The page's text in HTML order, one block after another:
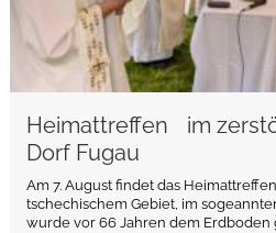
Heimattreffen im
Dorf Fugau
Am 7. August findet das
tschechischem Gebiet, im
wurde vor 66 Jahren dem Erdboden